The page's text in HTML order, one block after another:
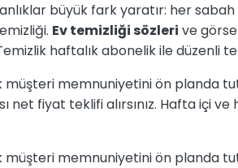
büyük fark yaratır: her
Ev temizliği sözleri ve
haftalık abonelik ile düzenli
müşteri memnuniyetini ön planda
net fiyat teklifi alırsınız. Hafta içi
müşteri memnuniyetini ön planda